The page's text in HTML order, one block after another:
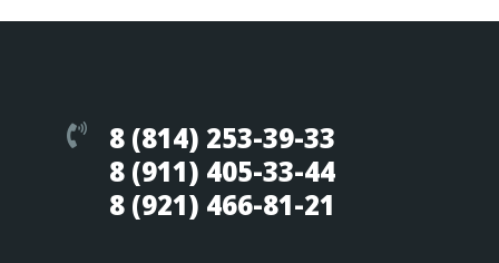
8 (814) 253-39-33
8 (911) 405-33-44
8 (921) 466-81-21